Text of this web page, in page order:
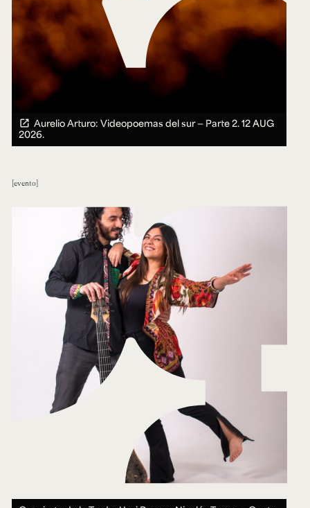
Aurelio Arturo: Videopoemas del sur — Parte 2.12 AUG
2026.
evento